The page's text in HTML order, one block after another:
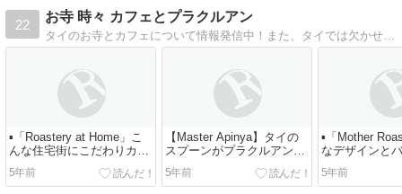
22
お寺 時々 カフェとプラクルアン
タイのお寺とカフェについて情報発信中！また、タイでは欠かせないプラクルアン(お守り)についても書いていきます。穴場スポットから最新スポットまで広く届けていけたらと思います。
▪️「Roastery at Home」こ
んな住宅街にこだわりカフ
ェが！
5年前
【Master Apinya】タイの
スプーンがプラクルアン
に？
5年前
▪️「Mother
なデザインと
のカフェ
5年前